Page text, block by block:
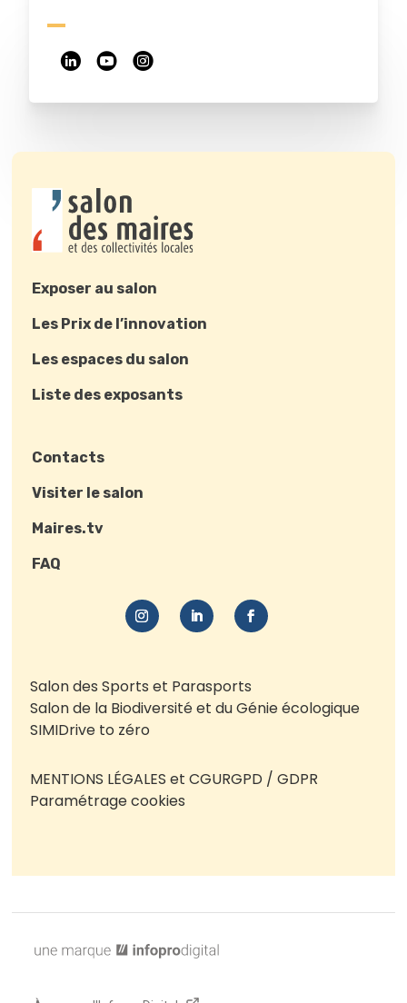
Exposer au salon
Les Prix de l’innovation
Les espaces du salon
Liste des exposants
Contacts
Visiter le salon
Maires.tv
FAQ
Salon des Sports et Parasports
Salon de la Biodiversité et du Génie écologique
SIMIDrive to zéro
MENTIONS LÉGALES et CGURGPD / GDPR
Paramétrage cookies